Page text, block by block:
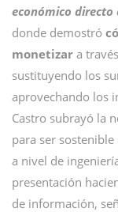
económico directo
donde demostró
monetizar a
sustituyendo los
aprovechando los
Castro subrayó la
para ser
a nivel de
presentación
de información,